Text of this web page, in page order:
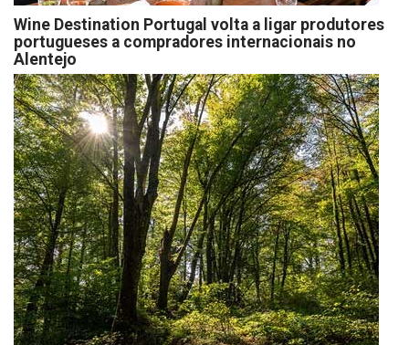
Wine Destination Portugal volta a ligar produtores
portugueses a compradores internacionais no
Alentejo